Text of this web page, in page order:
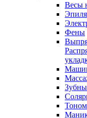
Весы
Фены